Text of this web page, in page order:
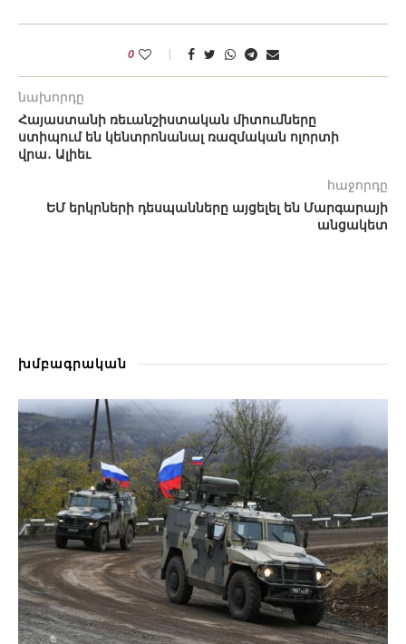
0
նախորդը
Հայաստանի ռեւանշիստական ​​միտումները
ստիպում են կենտրոնանալ ռազմական ոլորտի
վրա․ Ալիեւ
հաջորդը
ԵՄ երկրների դեսպանները այցելել են Մարգարայի
անցակետ
խմբագրական